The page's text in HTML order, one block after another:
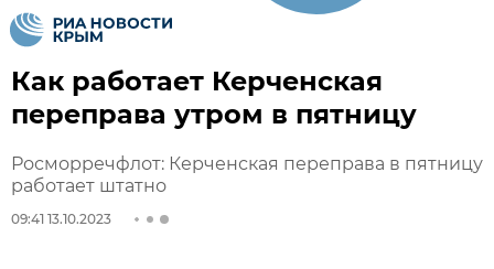
Как работает Керченская
переправа утром в пятницу
Росморречфлот: Керченская переправа в пятницу
работает штатно
09:41 13.10.2023